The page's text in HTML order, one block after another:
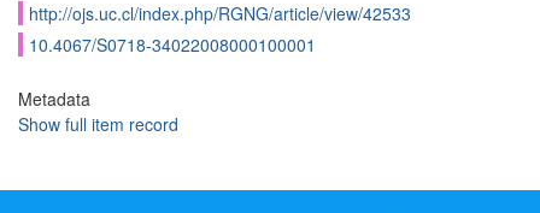
http://ojs.uc.cl/index.php/RGNG/article/view/42533
10.4067/S0718-34022008000100001
Metadata
Show full item record